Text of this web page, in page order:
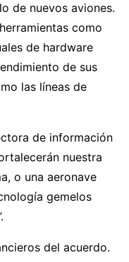
de nuevos aviones.
como
de hardware
de sus
las líneas de
de información
nuestra
o una aeronave
gemelos
del acuerdo.